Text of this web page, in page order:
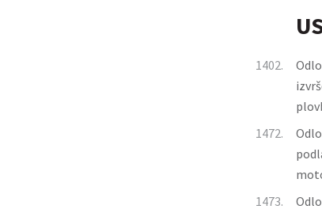
1402.
1472.
1473.